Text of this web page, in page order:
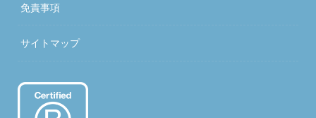
免責事項
サイトマップ